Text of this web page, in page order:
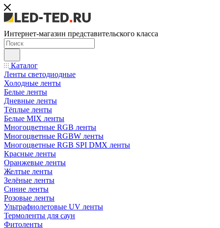
Интернет-магазин представительского класса
Каталог
Ленты светодиодные
Холодные ленты
Белые ленты
Дневные ленты
Тёплые ленты
Белые MIX ленты
Многоцветные RGB ленты
Многоцветные RGBW ленты
Многоцветные RGB SPI DMX ленты
Красные ленты
Оранжевые ленты
Желтые ленты
Зелёные ленты
Синие ленты
Розовые ленты
Ультрафиолетовые UV ленты
Термоленты для саун
Фитоленты